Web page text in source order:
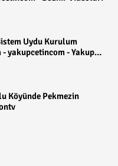
Uydu Kurulum
yakupcetincom - Yakup
Köyünde Pekmezin